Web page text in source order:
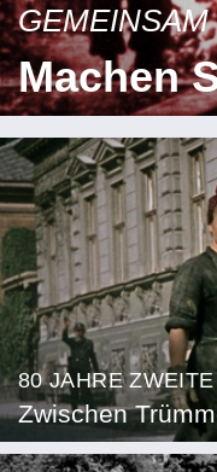
Machen
80 JAHRE
Zwischen